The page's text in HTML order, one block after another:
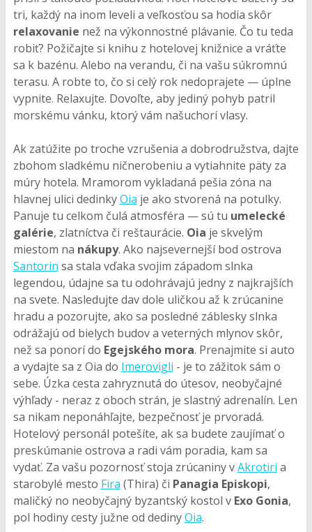
tri, každý na inom leveli a veľkosťou sa hodia skôr
relaxovanie než na výkonnostné plávanie. Čo tu teda
robiť? Požičajte si knihu z hotelovej knižnice a vráťte
sa k bazénu. Alebo na verandu, či na vašu súkromnú
terasu. A robte to, čo si celý rok nedoprajete — úplne
vypnite. Relaxujte. Dovoľte, aby jediný pohyb patril
morskému vánku, ktorý vám našuchorí vlasy.
Ak zatúžite po troche vzrušenia a dobrodružstva, dajte
zbohom sladkému ničnerobeniu a vytiahnite päty za
múry hotela. Mramorom vykladaná pešia zóna na
hlavnej ulici dedinkyOia je ako stvorená na potulky.
Panuje tu celkom čulá atmosféra — sú tu umelecké
galérie, zlatníctva či reštaurácie. Oia je skvelým
miestom na nákupy. Ako najsevernejší bod ostrova
Santorin sa stala vďaka svojim západom slnka
legendou, údajne sa tu odohrávajú jedny z najkrajších
na svete. Nasledujte dav dole uličkou až k zrúcanine
hradu a pozorujte, ako sa posledné záblesky slnka
odrážajú od bielych budov a veterných mlynov skôr,
než sa ponorí do Egejského mora. Prenajmite si auto
a vydajte sa z Oia do Imerovigli - je to zážitok sám o
sebe. Úzka cesta zahryznutá do útesov, neobyčajné
výhľady - neraz z oboch strán, je slastný adrenalín. Len
sa nikam neponáhľajte, bezpečnosť je prvoradá.
Hotelový personál potešíte, ak sa budete zaujímať o
preskúmanie ostrova a radi vám poradia, kam sa
vydať. Za vašu pozornosť stoja zrúcaniny vAkrotiri a
starobylé mesto Fira (Thira) či Panagia Episkopi,
maličký no neobyčajný byzantský kostol v Exo Gonia,
pol hodiny cesty južne od dedinyOia.